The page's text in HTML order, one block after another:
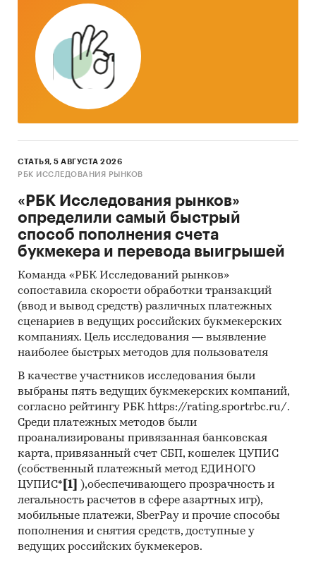
учета затрат на участок
Срок окупаемости проекта:
Простой
Дисконтированный 4 квартала
Выдержки из исследования
По данным Росстата, если не брать в расчет
Москву и Московскую область, наиболее
застраиваемыми регионами являются
Краснодарский край (2 111 000 кв. м), Санкт-
Петербург (1 411 000 кв. м), Республика
Татарстан (1 215 000 кв. м), Республика
Башкортостан (1 088 000 кв. м) и Ростовская
область (1 050 000 кв. м). В этих регионах за
первое полугодие 2014 года было введено в
общей сложности почти 7 млн. кв. м. жилья,
что составляет 25% от общего объема
строительства в России.
***
По состоянию на декабрь 2014 г. общая жилая
площадь возводимых объектов
многоэтажного жилищного строительства
(МЖС) в г. Ростов-на-Дону составила
1 511 625 кв. м, общее количество квартир – 28
447. Данный объем в расчете на 1 человека
постоянного населения составляет 1,4 кв. м.
совокупной жилой площади возводимого
СТАТЬЯ, 5 АВГУСТА 2026
РБК ИССЛЕДОВАНИЯ РЫНКОВ
«РБК Исследования рынков»
определили самый быстрый
способ пополнения счета
букмекера и перевода выигрышей
Команда «РБК Исследований рынков»
сопоставила скорости обработки транзакций
(ввод и вывод средств) различных платежных
сценариев в ведущих российских букмекерских
компаниях. Цель исследования — выявление
наиболее быстрых методов для пользователя
В качестве участников исследования были
выбраны пять ведущих букмекерских компаний,
согласно рейтингу РБК https://rating.sportrbc.ru/.
Среди платежных методов были
проанализированы привязанная банковская
карта, привязанный счет СБП, кошелек ЦУПИС
(собственный платежный метод ЕДИНОГО
ЦУПИС* [1]
),обеспечивающего прозрачность и
легальность расчетов в сфере азартных игр),
мобильные платежи, SberPay и прочие способы
пополнения и снятия средств, доступные у
ведущих российских букмекеров.